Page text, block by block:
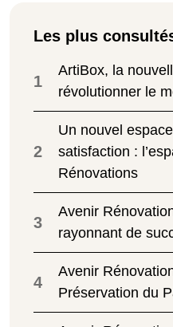
Les plus
1
ArtiBox, la
révolutionner le
2
Un nouvel
satisfaction :
Rénovations
3
Avenir
rayonnant de
4
Avenir
Préservation du